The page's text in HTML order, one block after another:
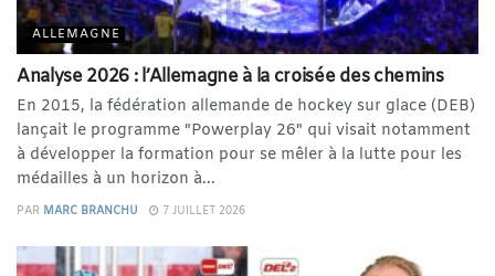
ALLEMAGNE
Analyse 2026 : l’Allemagne à la croisée des chemins
En 2015, la fédération allemande de hockey sur glace (DEB)
lançait le programme "Powerplay 26" qui visait notamment
à développer la formation pour se mêler à la lutte pour les
médailles à un horizon à...
PAR MARC BRANCHU 7 JUILLET 2026